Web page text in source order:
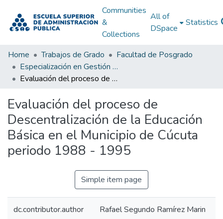
Communities
&
Collections
All of
DSpace
Statistics
Home Trabajos de Grado
Facultad de Posgrado
Especialización en Gestión Pública
Evaluación del proceso de Descentralización de la Educación Básica en el Municipio de Cúcuta periodo 1988 - 1995
Evaluación del proceso de
Descentralización de la Educación
Básica en el Municipio de Cúcuta
periodo 1988 - 1995
Simple item page
dc.contributor.author Rafael Segundo Ramírez Marin